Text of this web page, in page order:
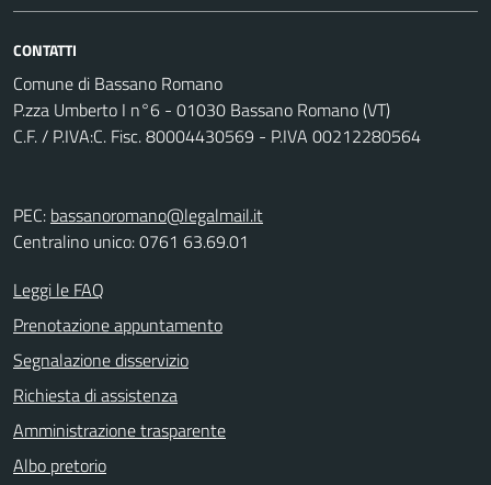
CONTATTI
Comune di Bassano Romano
P.zza Umberto I n°6 - 01030 Bassano Romano (VT)
C.F. / P.IVA:C. Fisc. 80004430569 - P.IVA 00212280564
PEC: bassanoromano@legalmail.it
Centralino unico: 0761 63.69.01
Leggi le FAQ
Prenotazione appuntamento
Segnalazione disservizio
Richiesta di assistenza
Amministrazione trasparente
Albo pretorio